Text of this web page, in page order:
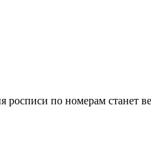
росписи по номерам станет